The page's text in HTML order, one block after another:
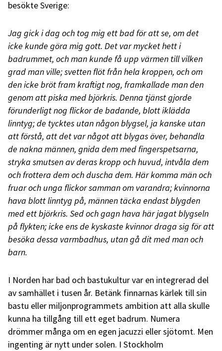
besökte Sverige:
Jag gick i dag och tog mig ett bad för att se, om det
icke kunde göra mig gott. Det var mycket hett i
badrummet, och man kunde få upp värmen till vilken
grad man ville; svetten flöt från hela kroppen, och om
den icke bröt fram kraftigt nog, framkallade man den
genom att piska med björkris. Denna tjänst gjorde
förunderligt nog flickor de badande, blott iklädda
linntyg; de tycktes utan någon blygsel, ja kanske utan
att förstå, att det var något att blygas över, behandla
de nakna männen, gnida dem med fingerspetsarna,
stryka smutsen av deras kropp och huvud, intvåla dem
och frottera dem och duscha dem. Här komma män och
fruar och unga flickor samman om varandra; kvinnorna
hava blott linntyg på, männen täcka endast blygden
med ett björkris. Sed och gagn hava här jagat blygseln
på flykten; icke ens de kyskaste kvinnor draga sig för att
besöka dessa varmbadhus, utan gå dit med man och
barn.
I Norden har bad och bastukultur var en integrerad del
av samhället i tusen år. Betänk finnarnas kärlek till sin
bastu eller miljonprogrammets ambition att alla skulle
kunna ha tillgång till ett eget badrum. Numera
drömmer många om en egen jacuzzi eller sjötomt. Men
ingenting är nytt under solen. I Stockholm